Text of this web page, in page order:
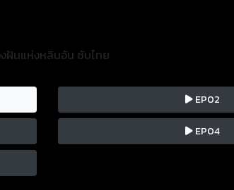
ฝันแห่งหลินอัน ซับไทย
EP02
EP04